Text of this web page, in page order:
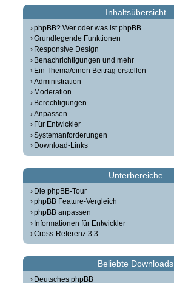
Inhaltsübersicht
phpBB? Wer oder was ist phpBB
Grundlegende Funktionen
Responsive Design
Benachrichtigungen und mehr
Ein Thema/einen Beitrag erstellen
Administration
Moderation
Berechtigungen
Anpassen
Für Entwickler
Systemanforderungen
Download-Links
Unterbereiche
Die phpBB-Tour
phpBB Feature-Vergleich
phpBB anpassen
Informationen für Entwickler
Cross-Referenz 3.3
Beliebte Downloads
Deutsches phpBB